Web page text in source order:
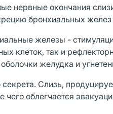
нервные окончания
бронхиальных желез
железы -
клеток, так и
желудка и
Слизь,
облегчается